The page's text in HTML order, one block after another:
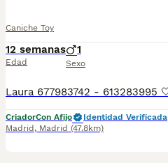
Caniche Toy
12 semanas
Edad
1
Sexo
CriadorCon Afijo
Identidad Verificada
Madrid , Madrid (47.8km)